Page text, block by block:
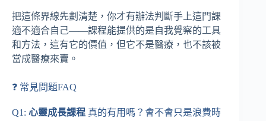
把這條界線先劃清楚，你才有辦法判斷手上這門課
適不適合自己——課程能提供的是自我覺察的工具
和方法，這有它的價值，但它不是醫療，也不該被
當成醫療來賣。
❓ 常見問題FAQ
Q1: 心靈成長課程 真的有用嗎？會不會只是浪費時